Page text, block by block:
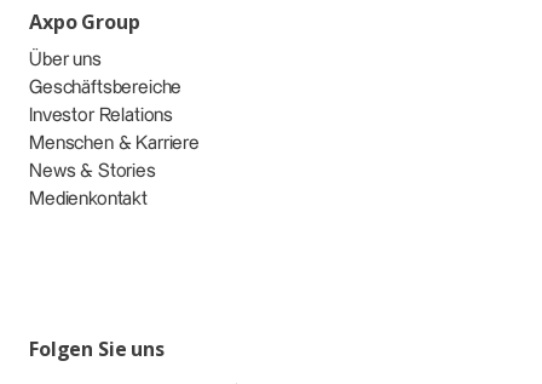
Axpo Group
Über uns
Geschäftsbereiche
Investor Relations
Menschen & Karriere
News & Stories
Medienkontakt
Folgen Sie uns